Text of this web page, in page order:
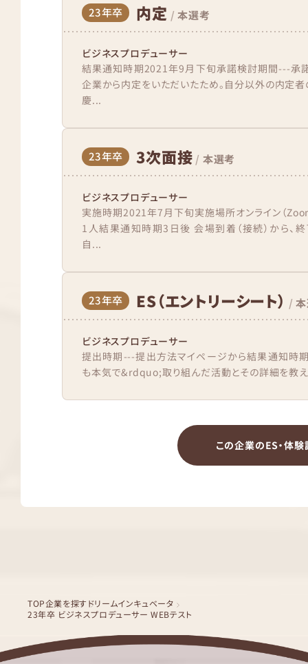
23年卒 内定 / 本選考
ビジネスプロデューサー
結果通知時期2021年9月下旬承諾検討期間---承
企業から内定をいただいたため。自分以外の内定
慶...
23年卒 3次面接 / 本選考
ビジネスプロデューサー
実施時期2021年7月下旬実施場所オンライン（
1人結果通知時期3日後 会場到着（接続）から、
自...
23年卒 ES（エントリーシート） /
ビジネスプロデューサー
提出時期---提出方法マイページから結果通知時
も本気で&rdquo;取り組んだ活動とその詳細を教え
この企業のES・体験
TOP企業を探す ドリームインキュベータ
23年卒 ビジネスプロデューサー WEBテスト